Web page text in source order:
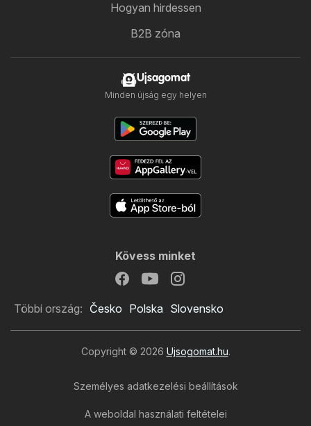
Hogyan hirdessen
B2B zóna
Ujsagomat
Minden újság egy helyen
Kövess minket
Többi ország: Česko Polska Slovensko
Copyright © 2026 Ujsogomat.hu.
Személyes adatkezelési beállítások
A weboldal használati feltételei